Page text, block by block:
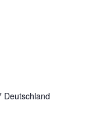
Deutschland